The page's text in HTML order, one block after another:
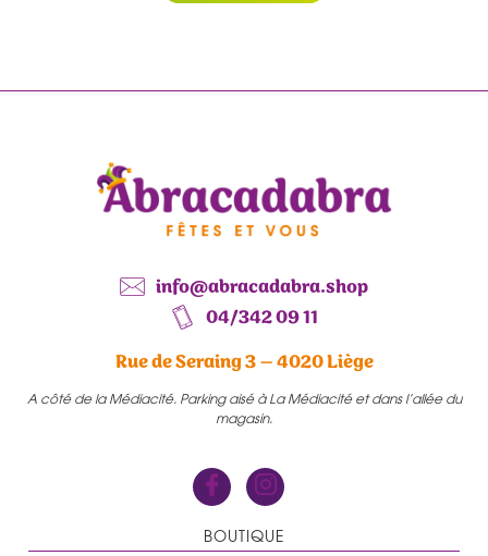
info@abracadabra.shop
04/342 09 11
Rue de Seraing 3 – 4020 Liège
A côté de la Médiacité. Parking aisé à La Médiacité et dans l’allée du
magasin.
BOUTIQUE